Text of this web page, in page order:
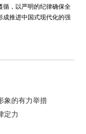
循，以严明的纪律确保全
成推进中国式现代化的强
象的有力举措
定力